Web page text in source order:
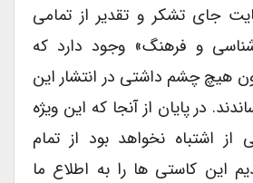
جای تشکر و تقدیر از تمامی
و فرهنگ» وجود دارد که
چشم داشتی در انتشار این
در پایان از آنجا که این ویژه
اشتباه نخواهد بود از تمام
این کاستی ها را به اطلاع ما